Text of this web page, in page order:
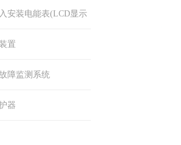
安装电能表(LCD显示
置
障监测系统
器